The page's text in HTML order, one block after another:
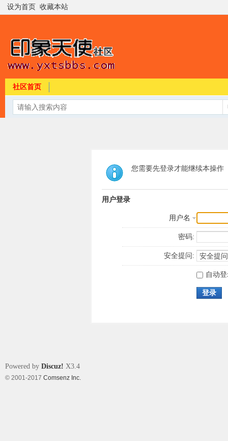
设为首页 收藏本站
社区首页
您需要先登录才能继续本操作
用户登录
用户名
密码:
安全提问:
自动
登录
Powered by Discuz! X3.4
© 2001-2017 Comsenz Inc.